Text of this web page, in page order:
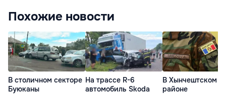
Похожие новости
В столичном секторе
Буюканы
На трассе R-6
автомобиль Skoda
В Хынчештском
районе